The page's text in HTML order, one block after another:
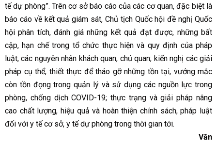
tế dự phòng”. Trên cơ sở báo cáo của các cơ quan, đặc biệt là
báo cáo về kết quả giám sát, Chủ tịch Quốc hội đề nghị Quốc
hội phân tích, đánh giá những kết quả đạt được, những bất
cập, hạn chế trong tổ chức thực hiện và quy định của pháp
luật, các nguyên nhân khách quan, chủ quan; kiến nghị các giải
pháp cụ thể, thiết thực để tháo gỡ những tồn tại, vướng mắc
còn tồn đọng trong quản lý và sử dụng các nguồn lực trong
phòng, chống dịch COVID-19; thực trạng và giải pháp nâng
cao chất lượng, hiệu quả và hoàn thiện chính sách, pháp luật
đối với y tế cơ sở, y tế dự phòng trong thời gian tới.
Văn